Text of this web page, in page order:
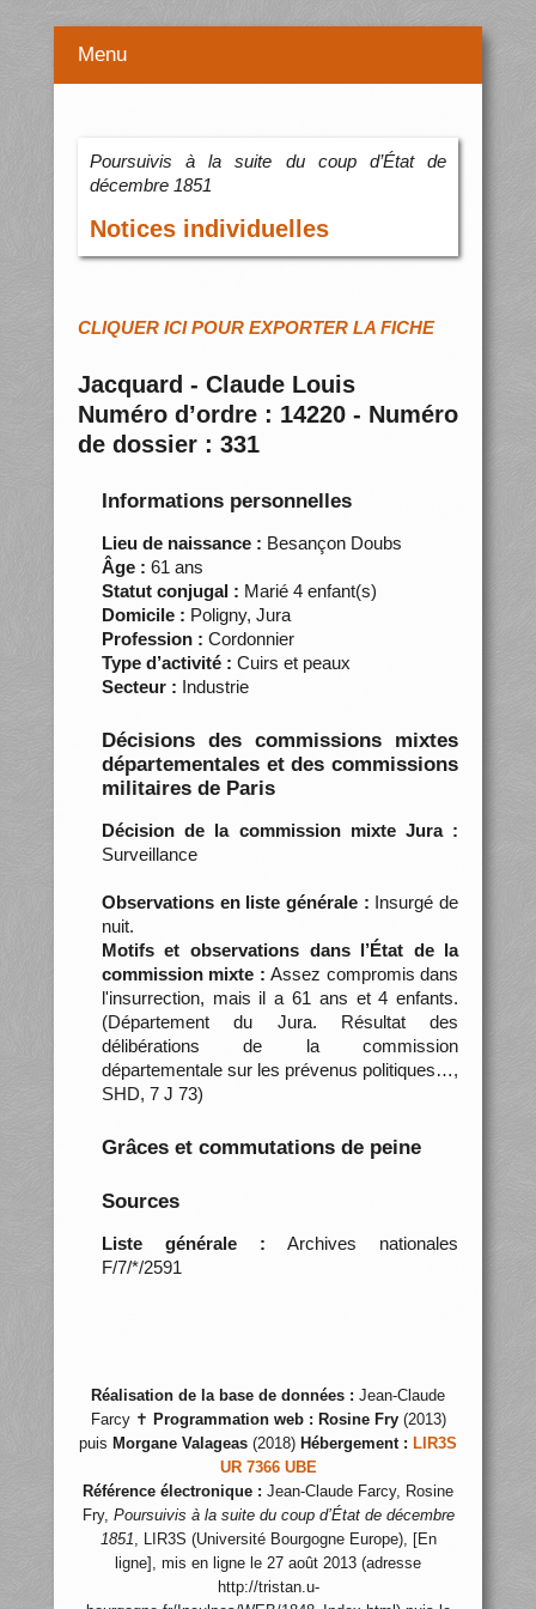
Menu
Poursuivis à la suite du coup d’État de
décembre 1851
Notices individuelles
CLIQUER ICI POUR EXPORTER LA FICHE
Jacquard - Claude Louis
Numéro d’ordre : 14220 - Numéro
de dossier : 331
Informations personnelles
Lieu de naissance : Besançon Doubs
Âge : 61 ans
Statut conjugal : Marié 4 enfant(s)
Domicile : Poligny, Jura
Profession : Cordonnier
Type d’activité : Cuirs et peaux
Secteur : Industrie
Décisions des commissions mixtes
départementales et des commissions
militaires de Paris
Décision de la commission mixte Jura :
Surveillance
Observations en liste générale : Insurgé de
nuit.
Motifs et observations dans l’État de la
commission mixte : Assez compromis dans
l'insurrection, mais il a 61 ans et 4 enfants.
(Département du Jura. Résultat des
délibérations de la commission
départementale sur les prévenus politiques…,
SHD, 7 J 73)
Grâces et commutations de peine
Sources
Liste générale : Archives nationales
F/7/*/2591
Réalisation de la base de données : Jean-Claude
Farcy ✝ Programmation web : Rosine Fry(2013)
puis Morgane Valageas (2018) Hébergement : LIR3S
UR 7366 UBE
Référence électronique : Jean-Claude Farcy, Rosine
Fry, Poursuivis à la suite du coup d’État de décembre
1851, LIR3S (Université Bourgogne Europe), [En
ligne], mis en ligne le 27 août 2013 (adresse
http://tristan.u-